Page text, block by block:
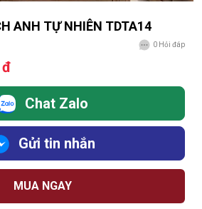
ANH TỰ NHIÊN TDTA14
0 Hỏi đáp
đ
Chat Zalo
Gửi tin nhắn
MUA NGAY